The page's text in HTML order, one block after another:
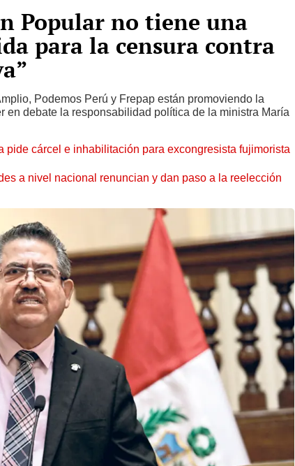
Popular no tiene una
para la censura contra
Podemos Perú y Frepap están promoviendo la
en debate la responsabilidad política de la ministra María
pide cárcel e inhabilitación para excongresista fujimorista
a nivel nacional renuncian y dan paso a la reelección